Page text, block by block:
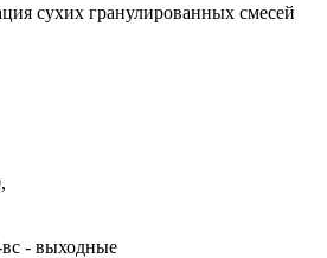
сухих гранулированных смесей
вс - выходные